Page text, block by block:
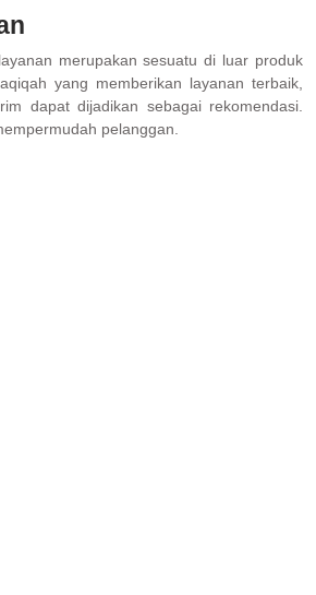
merupakan sesuatu di luar produk
yang memberikan layanan terbaik,
dapat dijadikan sebagai rekomendasi.
pelanggan.